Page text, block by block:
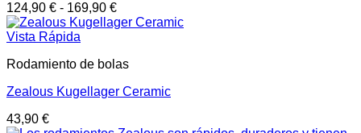
124,90 € - 169,90 €
Vista Rápida
Rodamiento de bolas
Zealous Kugellager Ceramic
43,90 €